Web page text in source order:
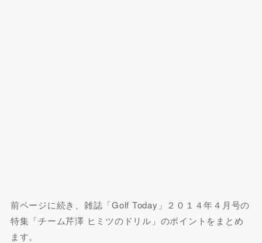
前ページに続き、雑誌「Golf Today」２０１４年４月号の
特集「チーム芹澤 ヒミツのドリル」のポイントをまとめ
ます。